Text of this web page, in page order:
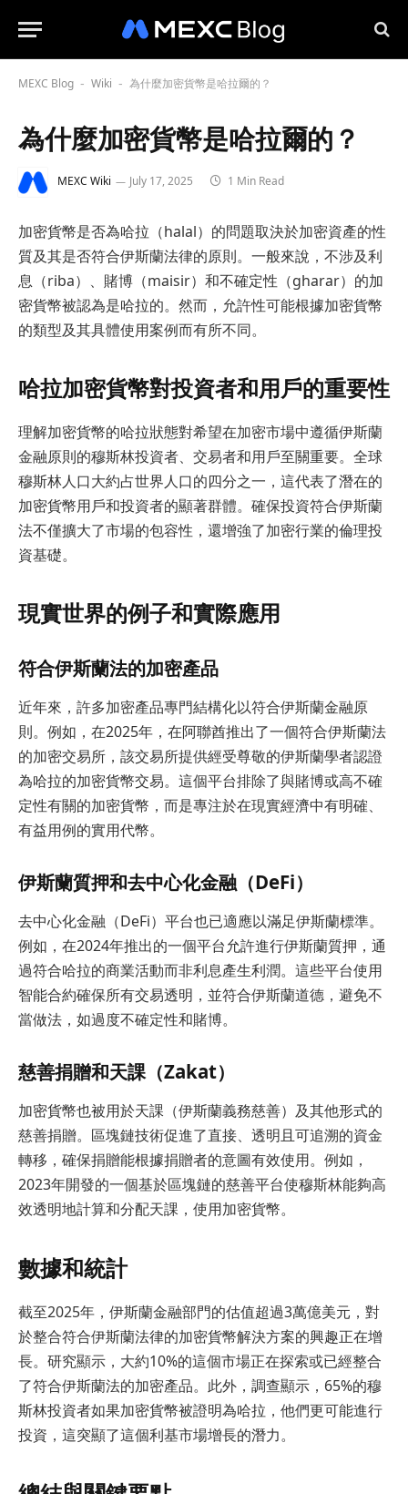
MEXC Blog - Wiki - 為什麼加密貨幣是哈拉爾的？
為什麼加密貨幣是哈拉爾的？
MEXC Wiki July 17, 2025 1 Min Read
加密貨幣是否為哈拉（halal）的問題取決於加密資產的性
質及其是否符合伊斯蘭法律的原則。一般來說，不涉及利
息（riba）、賭博（maisir）和不確定性（gharar）的加
密貨幣被認為是哈拉的。然而，允許性可能根據加密貨幣
的類型及其具體使用案例而有所不同。
哈拉加密貨幣對投資者和用戶的重要性
理解加密貨幣的哈拉狀態對希望在加密市場中遵循伊斯蘭
金融原則的穆斯林投資者、交易者和用戶至關重要。全球
穆斯林人口大約占世界人口的四分之一，這代表了潛在的
加密貨幣用戶和投資者的顯著群體。確保投資符合伊斯蘭
法不僅擴大了市場的包容性，還增強了加密行業的倫理投
資基礎。
現實世界的例子和實際應用
符合伊斯蘭法的加密產品
近年來，許多加密產品專門結構化以符合伊斯蘭金融原
則。例如，在2025年，在阿聯酋推出了一個符合伊斯蘭法
的加密交易所，該交易所提供經受尊敬的伊斯蘭學者認證
為哈拉的加密貨幣交易。這個平台排除了與賭博或高不確
定性有關的加密貨幣，而是專注於在現實經濟中有明確、
有益用例的實用代幣。
伊斯蘭質押和去中心化金融（DeFi）
去中心化金融（DeFi）平台也已適應以滿足伊斯蘭標準。
例如，在2024年推出的一個平台允許進行伊斯蘭質押，通
過符合哈拉的商業活動而非利息產生利潤。這些平台使用
智能合約確保所有交易透明，並符合伊斯蘭道德，避免不
當做法，如過度不確定性和賭博。
慈善捐贈和天課（Zakat）
加密貨幣也被用於天課（伊斯蘭義務慈善）及其他形式的
慈善捐贈。區塊鏈技術促進了直接、透明且可追溯的資金
轉移，確保捐贈能根據捐贈者的意圖有效使用。例如，
2023年開發的一個基於區塊鏈的慈善平台使穆斯林能夠高
效透明地計算和分配天課，使用加密貨幣。
數據和統計
截至2025年，伊斯蘭金融部門的估值超過3萬億美元，對
於整合符合伊斯蘭法律的加密貨幣解決方案的興趣正在增
長。研究顯示，大約10%的這個市場正在探索或已經整合
了符合伊斯蘭法的加密產品。此外，調查顯示，65%的穆
斯林投資者如果加密貨幣被證明為哈拉，他們更可能進行
投資，這突顯了這個利基市場增長的潛力。